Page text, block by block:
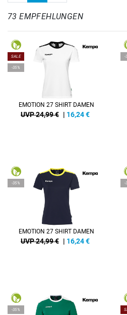
73 EMPFEHLUNGEN
SALE
-35%
EMOTION 27 SHIRT DAMEN
UVP 24,99 € | 16,24€
-
-35%
EMOTION 27 SHIRT DAMEN
UVP 24,99 € | 16,24€
-
-35%